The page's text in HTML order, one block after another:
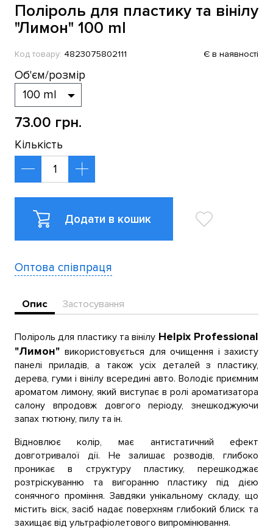
Поліроль для пластику та вінілу
"Лимон" 100 ml
Код товару: 4823075802111 Є в наявності
Об'єм/розмір
73.00 грн.
Кількість
Додати в кошик
Оптова співпраця
Опис Застосування
Поліроль для пластику та вінілу Helpix Professional
"Лимон"використовується для очищення і захисту
панелі приладів, а також усіх деталей з пластику,
дерева, гуми і вінілу всередині авто. Володіє приємним
ароматом лимону, який виступає в ролі ароматизатора
салону впродовж довгого періоду, знешкоджуючи
запах тютюну, пилу та ін.
Відновлює колір, має антистатичний ефект
довготривалої дії. Не залишає розводів, глибоко
проникає в структуру пластику, перешкоджає
розтріскуванню та вигоранню пластику під дією
сонячного проміння. Завдяки унікальному складу, що
містить віск, засіб надає поверхням глибокий блиск та
захищає від ультрафіолетового випромінювання.